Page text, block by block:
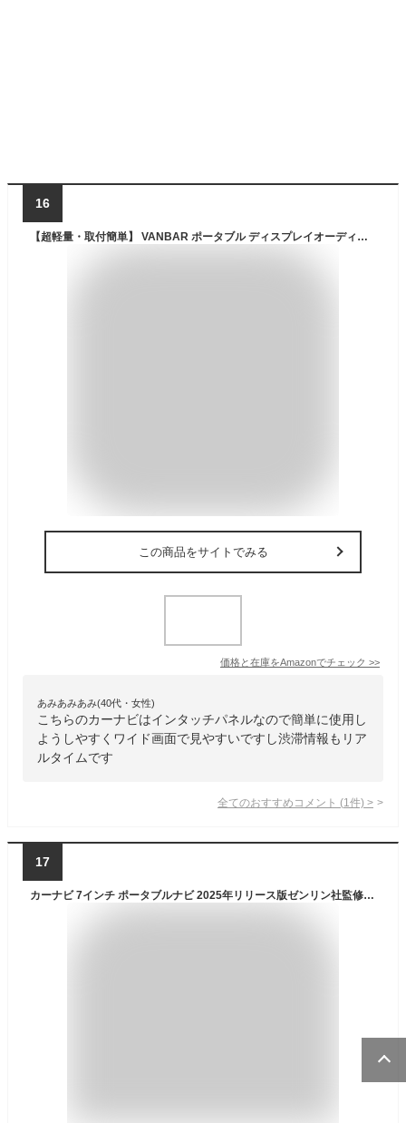
16
【超軽量・取付簡単】 VANBAR ポータブル ディスプレイオーディオ 8.1インチタッチパネル Carplay＆AndroidAuto対応 【カーナビ・音楽・動画】 多機能 カーナビ 内蔵スピーカー/AUX/FM/Bluetooth/オーディオ出力 簡単脱着 カーオーディオ一体型ナビ ワイヤレスミラーリング カーオーディオ360度ステレオサラウンド カーディスプレイ 色々な車種に対応
この商品をサイトでみる
価格と在庫をAmazonでチェック >>
あみあみあみ(40代・女性)
こちらのカーナビはインタッチパネルなので簡単に使用し
ようしやすくワイド画面で見やすいですし渋滞情報もリア
ルタイムです
全てのおすすめコメント (1 件) >
17
カーナビ 7インチ ポータブルナビ 2025年リリース版ゼンリン社監修地図データ るるぶDATA 3電源対応 タッチパネル液晶 デモ走行機能 OT-N713AK